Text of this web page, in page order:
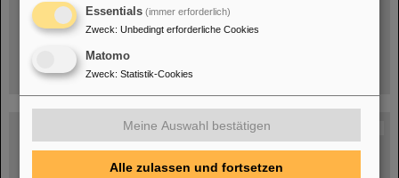
Umgang mit den Auswirkungen des Kriegs in der Ukraine
GSI-FAIR Kolloquium
Aktuelle Termine
Essentials (immer erforderlich)
Zweck: Unbedingt erforderliche Cookies
Matomo
Zweck: Statistik-Cookies
Meine Auswahl bestätigen
Alle zulassen und fortsetzen